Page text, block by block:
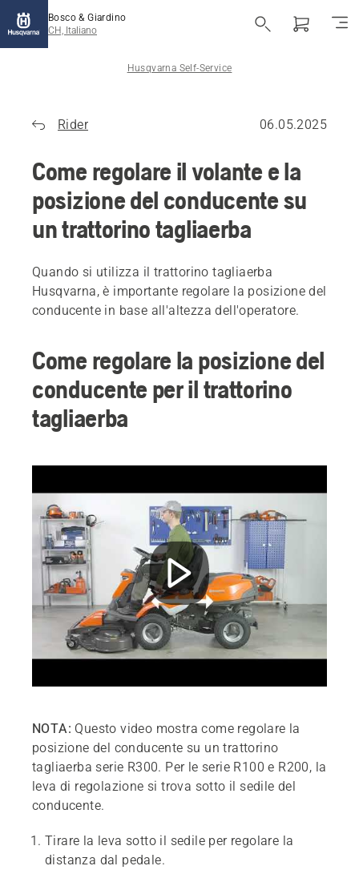
Bosco & Giardino
CH, Italiano
Husqvarna Self-Service
Rider 06.05.2025
Come regolare il volante e la
posizione del conducente su
un trattorino tagliaerba
Quando si utilizza il trattorino tagliaerba
Husqvarna, è importante regolare la posizione del
conducente in base all'altezza dell'operatore.
Come regolare la posizione del
conducente per il trattorino
tagliaerba
NOTA: Questo video mostra come regolare la
posizione del conducente su un trattorino
tagliaerba serie R300. Per le serie R100 e R200, la
leva di regolazione si trova sotto il sedile del
conducente.
Tirare la leva sotto il sedile per regolare la
distanza dal pedale.